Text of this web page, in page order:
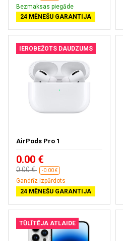
Bezmaksas piegāde
24 MĒNEŠU GARANTIJA
IEROBEŽOTS DAUDZUMS
AirPods Pro 1
0.00 €
0.00 € -0.00 €
Gandrīz izpārdots
24 MĒNEŠU GARANTIJA
TŪLĪTĒJA ATLAIDE